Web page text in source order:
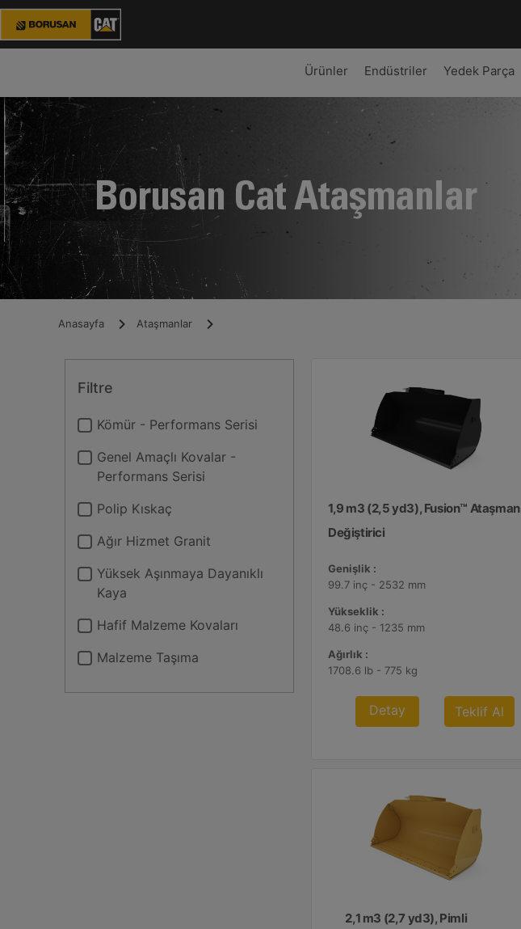
Ürünler Endüstriler Yedek Parça
Borusan Cat Ataşmanlar
Anasayfa Ataşmanlar
Filtre
Kömür - Performans Serisi
Genel Amaçlı Kovalar -
Performans Serisi
Polip Kıskaç
Ağır Hizmet Granit
Yüksek Aşınmaya Dayanıklı
Kaya
Hafif Malzeme Kovaları
Malzeme Taşıma
1,9 m3 (2,5 yd3), Fusion™ Ataşman
Değiştirici
Genişlik :
99.7 inç - 2532 mm
Yükseklik :
48.6 inç - 1235 mm
Ağırlık :
1708.6 lb - 775 kg
Detay Teklif Al
2,1 m3 (2,7 yd3), Pimli